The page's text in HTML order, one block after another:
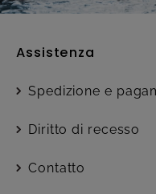
Assistenza
Spedizione e
Diritto di recesso
Contatto